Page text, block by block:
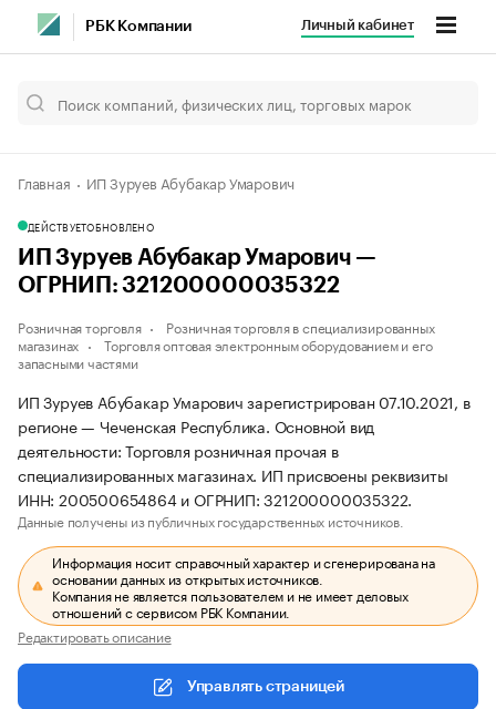
РБК Компании Личный кабинет
Главная ИП Зуруев Абубакар Умарович
ДЕЙСТВУЕТОБНОВЛЕНО
ИП Зуруев Абубакар Умарович —
ОГРНИП: 321200000035322
Розничная торговля
Розничная торговля в специализированных
магазинах
Торговля оптовая электронным оборудованием и его
запасными частями
ИП Зуруев Абубакар Умарович зарегистрирован 07.10.2021, в
регионе — Чеченская Республика. Основной вид
деятельности: Торговля розничная прочая в
специализированных магазинах. ИП присвоены реквизиты
ИНН: 200500654864 и ОГРНИП: 321200000035322.
Данные получены из публичных государственных источников.
Информация носит справочный характер и сгенерирована на
основании данных из открытых источников.
Компания не является пользователем и не имеет деловых
отношений с сервисом РБК Компании.
Редактировать описание
Управлять страницей